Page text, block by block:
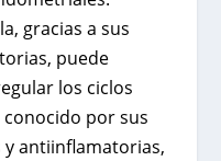
gracias a sus
puede
los ciclos
por sus
y antiinflamatorias,